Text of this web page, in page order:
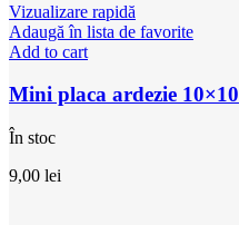
Vizualizare rapidă
Adaugă în lista de favorite
Add to cart
Mini placa ardezie 10×10
În stoc
9,00 lei